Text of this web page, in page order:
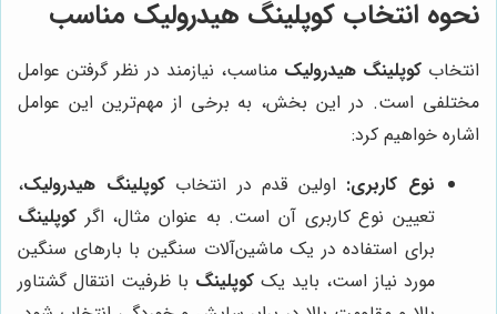
نحوه انتخاب کوپلینگ هیدرولیک مناسب
انتخاب کوپلینگ هیدرولیک مناسب، نیازمند در نظر گرفتن عوامل
مختلفی است. در این بخش، به برخی از مهم‌ترین این عوامل
اشاره خواهیم کرد:
نوع کاربری: اولین قدم در انتخابکوپلینگ هیدرولیک،
تعیین نوع کاربری آن است. به عنوان مثال، اگر کوپلینگ
برای استفاده در یک ماشین‌آلات سنگین با بارهای سنگین
مورد نیاز است، باید یک کوپلینگ با ظرفیت انتقال گشتاور